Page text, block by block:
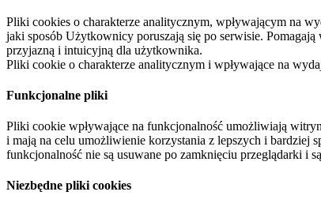
Pliki cookies o charakterze analitycznym, wpływającym na
jaki sposób Użytkownicy poruszają się po serwisie.
przyjazną i intuicyjną dla użytkownika.
Pliki cookie o charakterze analitycznym i wpływające na
Funkcjonalne pliki
Pliki cookie wpływające na funkcjonalność umożliwiają
i mają na celu umożliwienie korzystania z lepszych i
funkcjonalność nie są usuwane po zamknięciu przeglądarki i
Niezbędne pliki cookies